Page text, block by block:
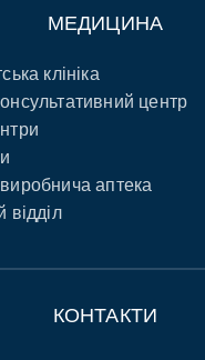
МЕДИЦИНА
клініка
центр
аптека
відділ
КОНТАКТИ